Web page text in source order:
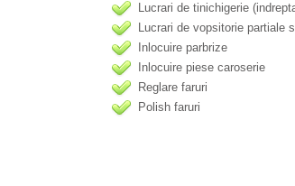
Lucrari de tinichigerie
Lucrari de vopsitorie partiale
Inlocuire parbrize
Inlocuire piese caroserie
Reglare faruri
Polish faruri